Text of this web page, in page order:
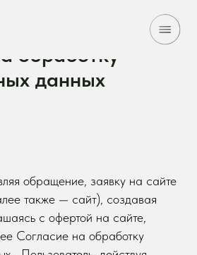
обработку
данных
обращение, заявку на сайте
также — сайт), создавая
с офертой на сайте,
Согласие на обработку